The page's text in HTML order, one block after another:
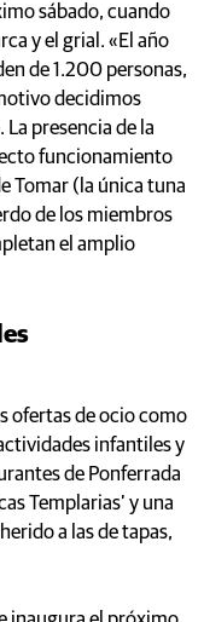
sábado, cuando
y el grial. «El año
de 1.200 personas,
decidimos
presencia de la
funcionamiento
Tomar (la única tuna
de los miembros
el amplio
ofertas de ocio como
infantiles y
de Ponferrada
Templarias’ y una
a las de tapas,